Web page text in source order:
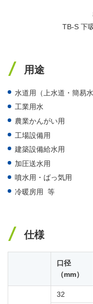
TB-S 下
用途
水道用（上水道・簡易水
工業用水
農業かんがい用
工場設備用
建築設備給水用
加圧送水用
噴水用・ばっ気用
冷暖房用 等
仕様
口径
（mm）
32